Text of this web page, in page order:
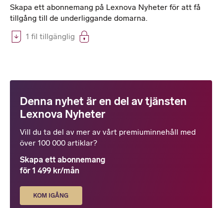
Skapa ett abonnemang på Lexnova Nyheter för att få
tillgång till de underliggande domarna.
1 fil tillgänglig
Denna nyhet är en del av tjänsten
Lexnova Nyheter
Vill du ta del av mer av vårt premiuminnehåll med
över 100 000 artiklar?
Skapa ett abonnemang
för 1 499 kr/mån
KOM IGÅNG